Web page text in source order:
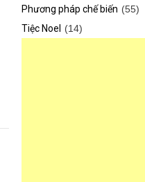
Phương pháp chế biến (55)
Tiệc Noel
(14)